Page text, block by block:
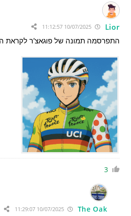
Lior
10/07/2025 11:12:57
התפרסמה תמונה של פוגאצ'ר לקראת
3
The Oak
10/07/2025 11:29:07